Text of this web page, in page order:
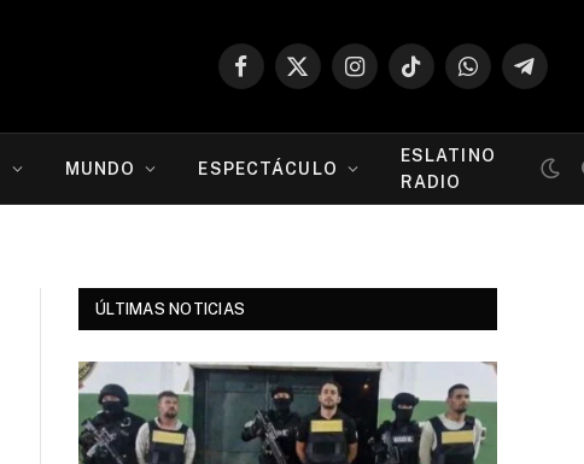
Facebook
X
InstagramTikTokWhatsApp
MUNDO ESPECTÁCULO
ESLATINO
RADIO
ÚLTIMAS NOTICIAS